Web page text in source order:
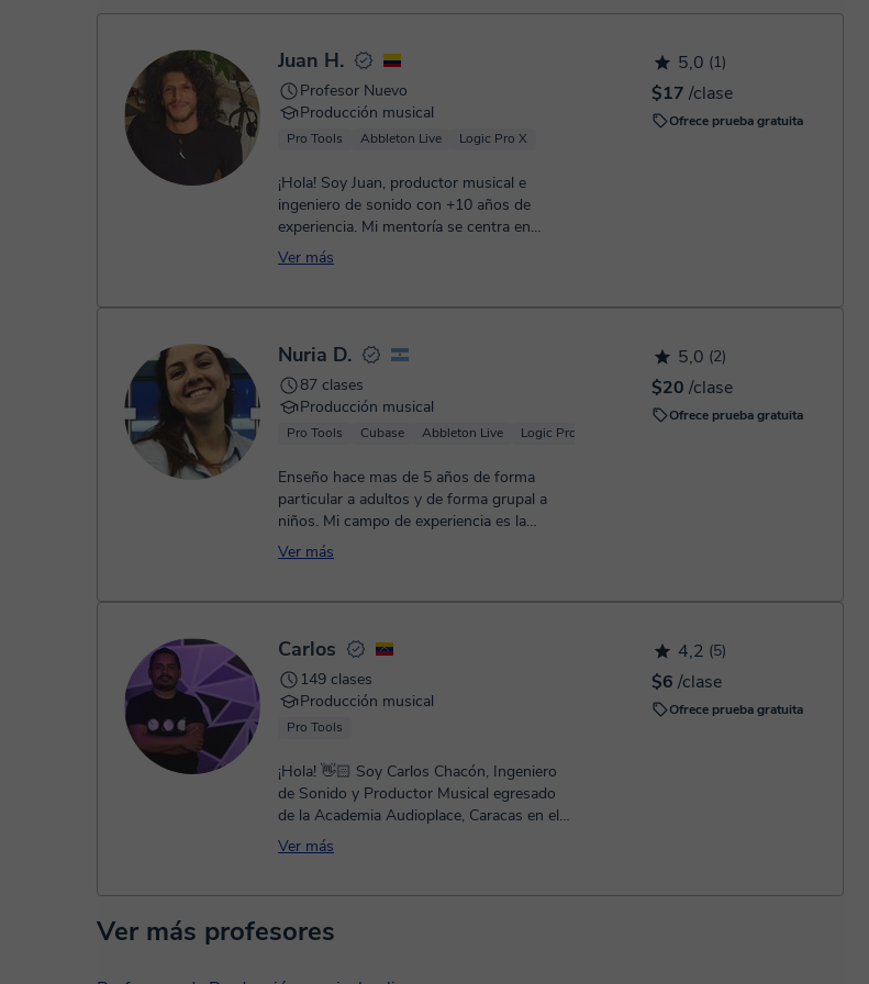
Una vez realices el pago de la clase, recibirás un e-mail de confirmación de la reserva.
5,0 (1)
$17 /clase
Ofrece prueba gratuita
Juan H.
Profesor Nuevo
Producción musical
Pro Tools Abbleton Live Logic Pro X
¡Hola! Soy Juan, productor musical e
ingeniero de sonido con +10 años de
experiencia. Mi mentoría se centra en
ayudarte a terminar canciones con ident...
Ver más
5,0 (2)
$20 /clase
Ofrece prueba gratuita
Nuria D.
87 clases
Producción musical
Pro Tools Cubase Abbleton Live Logic Pro X
Enseño hace mas de 5 años de forma
particular a adultos y de forma grupal a
niños. Mi campo de experiencia es la
musica, la producción y la edicion. T...
Ver más
4,2 (5)
$6 /clase
Ofrece prueba gratuita
Carlos
149 clases
Producción musical
Pro Tools
¡Hola! 👋🏻 Soy Carlos Chacón, Ingeniero
de Sonido y Productor Musical egresado
de la Academia Audioplace, Caracas en el
2016. Desde el 2012 me dedico...
Ver más
Ver más profesores